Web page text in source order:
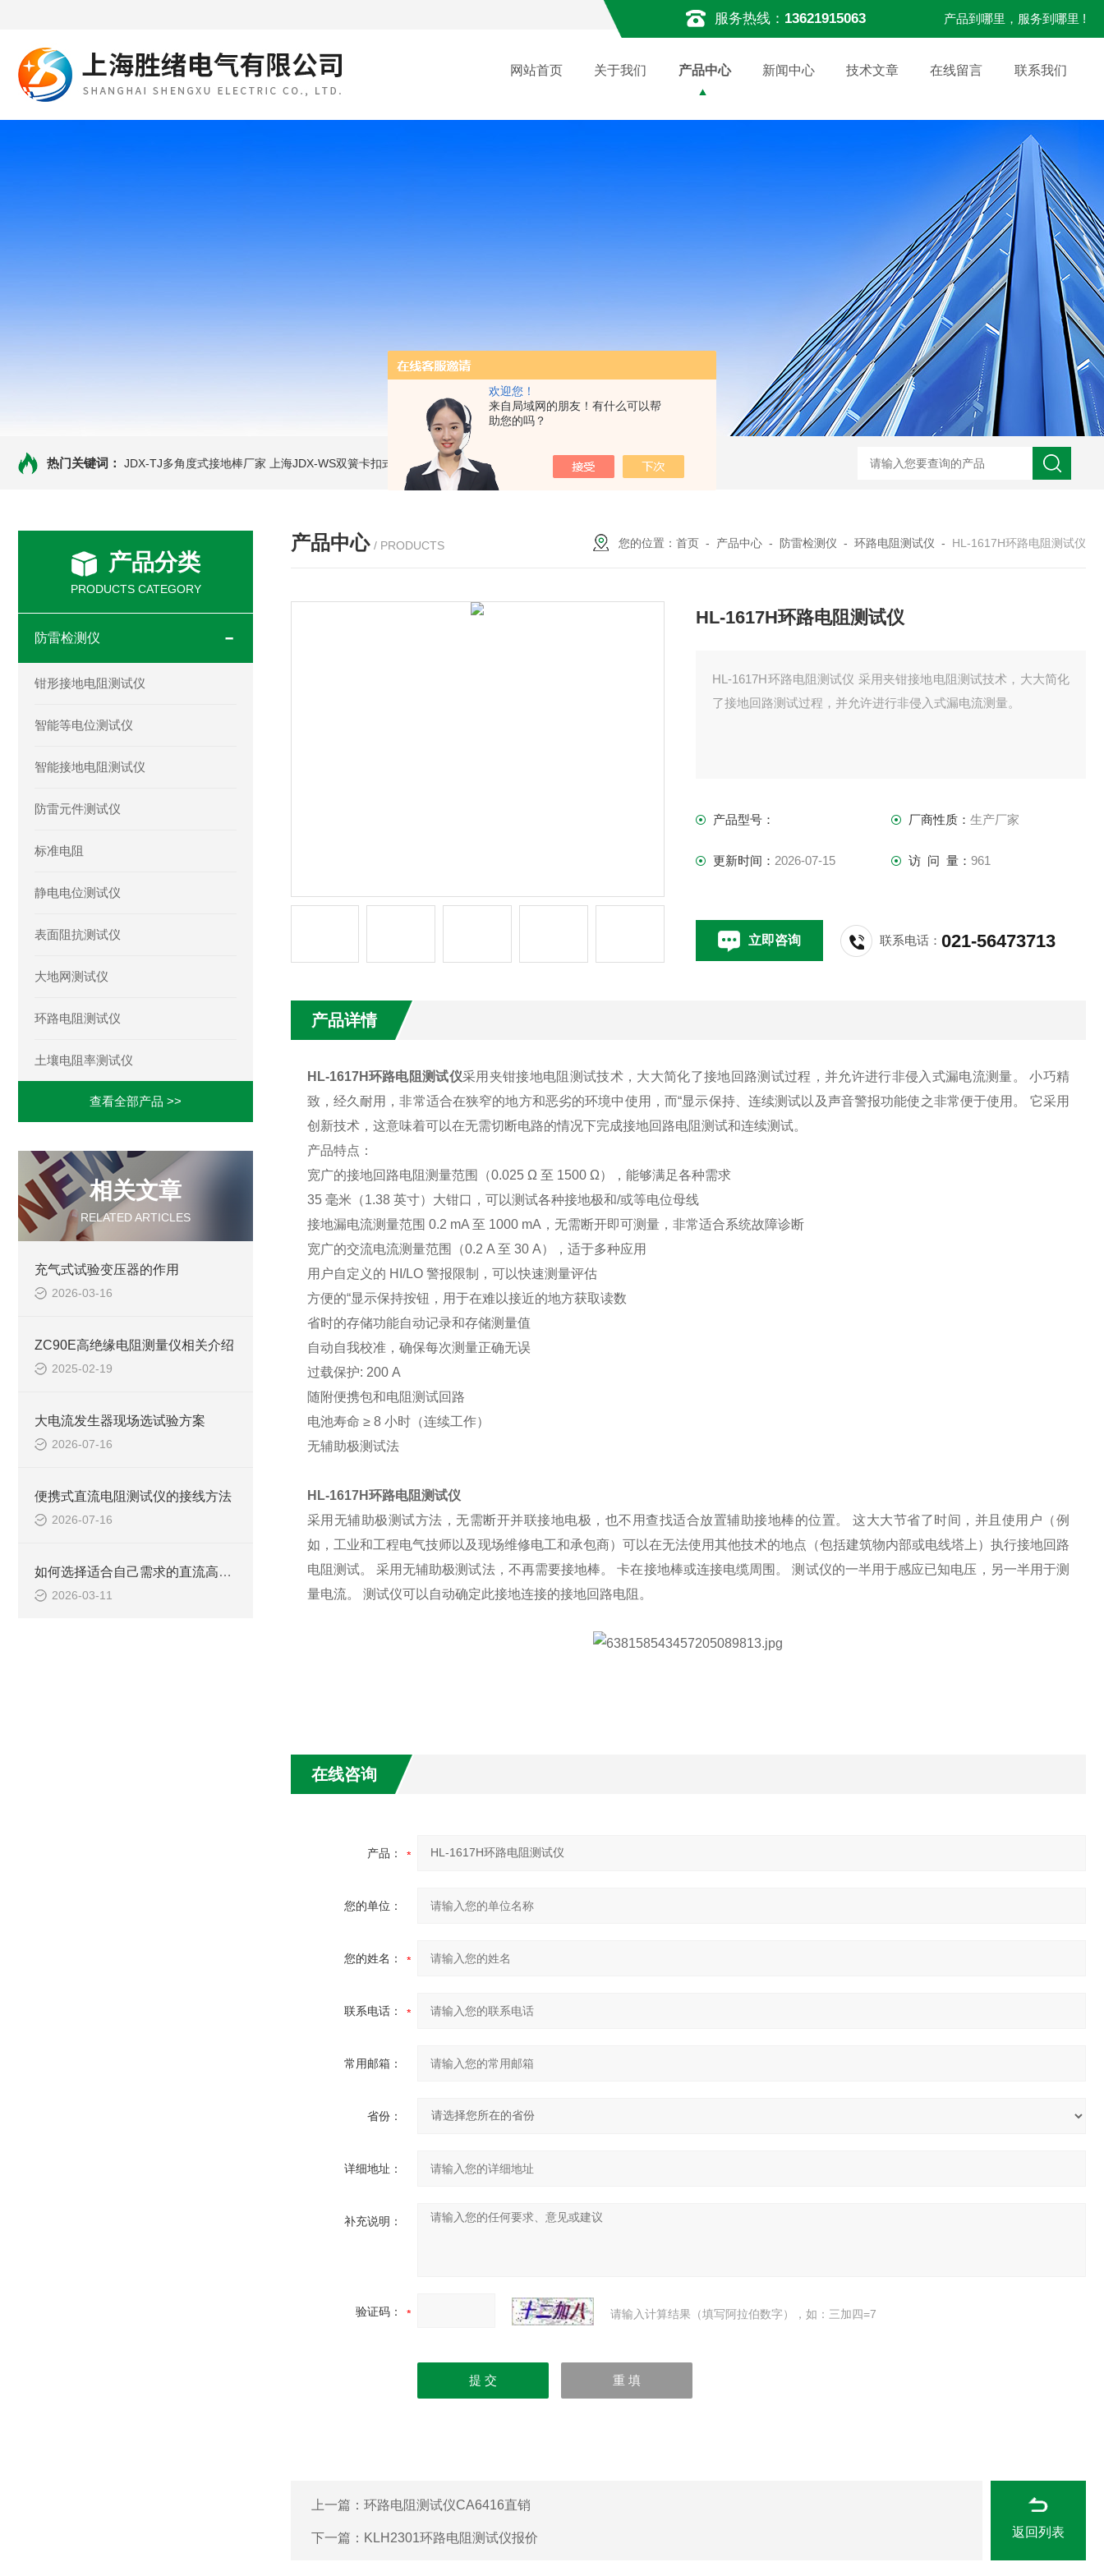
欢迎您！
来自局域网的朋友！有什么可以帮
助您的吗？
服务热线： 13621915063 产品到哪里，服务到哪里 !
网站首页 关于我们 产品中心 新闻中心 技术文章 在线留言 联系我们
热门关键词： JDX-TJ多角度式接地棒厂家 上海JDX-WS双簧卡扣式接地棒 JDX-WL圆口螺旋式（猴头式）接地棒 JDX-S双舌式接地棒价格 HD3400A接地电阻测试仪 S3010数字接地电阻测试仪现货
产品分类
PRODUCTS CATEGORY
防雷检测仪
钳形接地电阻测试仪
智能等电位测试仪
智能接地电阻测试仪
防雷元件测试仪
标准电阻
静电电位测试仪
表面阻抗测试仪
大地网测试仪
环路电阻测试仪
土壤电阻率测试仪
查看全部产品 >>
相关文章
RELATED ARTICLES
充气式试验变压器的作用
2026-03-16
ZC90E高绝缘电阻测量仪相关介绍
2025-02-19
大电流发生器现场选试验方案
2026-07-16
便携式直流电阻测试仪的接线方法
2026-07-16
如何选择适合自己需求的直流高压发生器？
2026-03-11
产品中心 / PRODUCTS 您的位置： 首页 - 产品中心 - 防雷检测仪 - 环路电阻测试仪 - HL-1617H环路电阻测试仪
HL-1617H环路电阻测试仪
HL-1617H环路电阻测试仪 采用夹钳接地电阻测试技术，大大简化
了接地回路测试过程，并允许进行非侵入式漏电流测量。
产品型号： 厂商性质： 生产厂家
更新时间： 2026-07-15 访 问 量： 961
立即咨询 联系电话：021-56473713
产品详情
HL-1617H环路电阻测试仪采用夹钳接地电阻测试技术，大大简化了接地回路测试过程，并允许进行非侵入式漏电流测量。 小巧精
致，经久耐用，非常适合在狭窄的地方和恶劣的环境中使用，而“显示保持、连续测试以及声音警报功能使之非常便于使用。 它采用
创新技术，这意味着可以在无需切断电路的情况下完成接地回路电阻测试和连续测试。
产品特点：
宽广的接地回路电阻测量范围（0.025 Ω 至 1500 Ω），能够满足各种需求
35 毫米（1.38 英寸）大钳口，可以测试各种接地极和/或等电位母线
接地漏电流测量范围 0.2 mA 至 1000 mA，无需断开即可测量，非常适合系统故障诊断
宽广的交流电流测量范围（0.2 A 至 30 A），适于多种应用
用户自定义的 HI/LO 警报限制，可以快速测量评估
方便的“显示保持按钮，用于在难以接近的地方获取读数
省时的存储功能自动记录和存储测量值
自动自我校准，确保每次测量正确无误
过载保护: 200 A
随附便携包和电阻测试回路
电池寿命 ≥ 8 小时（连续工作）
无辅助极测试法
HL-1617H环路电阻测试仪
采用无辅助极测试方法，无需断开并联接地电极，也不用查找适合放置辅助接地棒的位置。 这大大节省了时间，并且使用户（例
如，工业和工程电气技师以及现场维修电工和承包商）可以在无法使用其他技术的地点（包括建筑物内部或电线塔上）执行接地回路
电阻测试。 采用无辅助极测试法，不再需要接地棒。卡在接地棒或连接电缆周围。 测试仪的一半用于感应已知电压，另一半用于测
量电流。 测试仪可以自动确定此接地连接的接地回路电阻。
在线咨询
产品：
您的单位：
您的姓名：
联系电话：
常用邮箱：
省份：
详细地址：
补充说明：
验证码： 请输入计算结果（填写阿拉伯数字），如：三加四=7
上一篇： 环路电阻测试仪CA6416直销
下一篇： KLH2301环路电阻测试仪报价 返回列表